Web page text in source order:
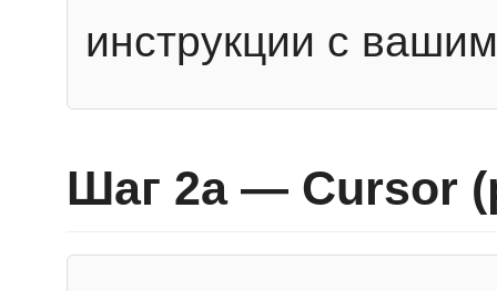
инструкции с
Шаг 2a — Cursor